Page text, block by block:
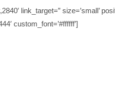
link_target=” size=’small’
custom_font=’#ffffff’]